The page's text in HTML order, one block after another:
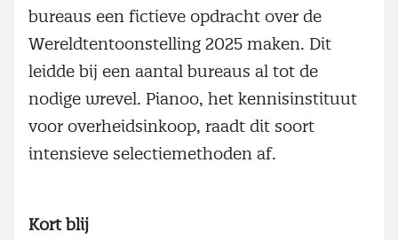
bureaus een fictieve opdracht over de
Wereldtentoonstelling 2025 maken. Dit
leidde bij een aantal bureaus al tot de
nodige wrevel. Pianoo, het kennisinstituut
voor overheidsinkoop, raadt dit soort
intensieve selectiemethoden af.
Kort blij